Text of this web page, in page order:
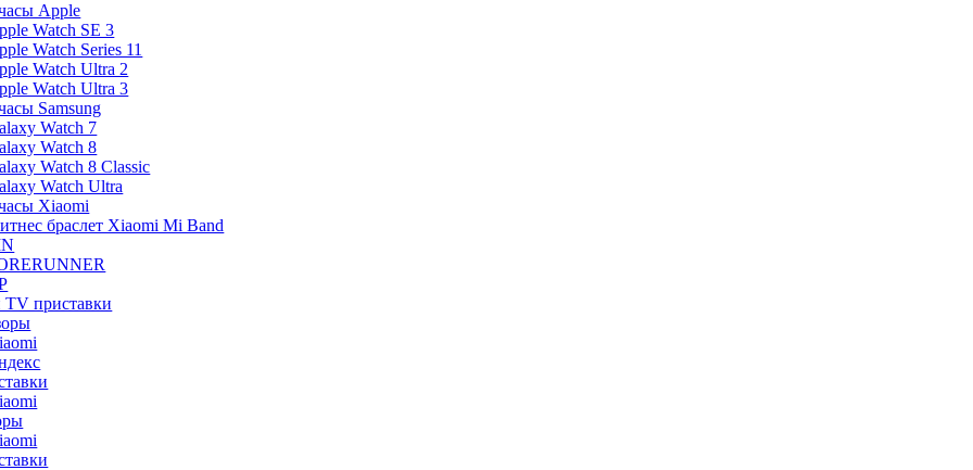
Apple
Watch SE 3
Watch Series 11
Watch Ultra 2
Watch Ultra 3
Samsung
Watch 7
Watch 8
Watch 8 Classic
Watch Ultra
Xiaomi
браслет Xiaomi Mi Band
TV приставки